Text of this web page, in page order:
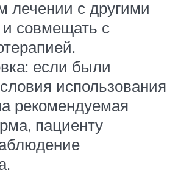
лечении с другими
совмещать с
если были
использования
рекомендуемая
пациенту